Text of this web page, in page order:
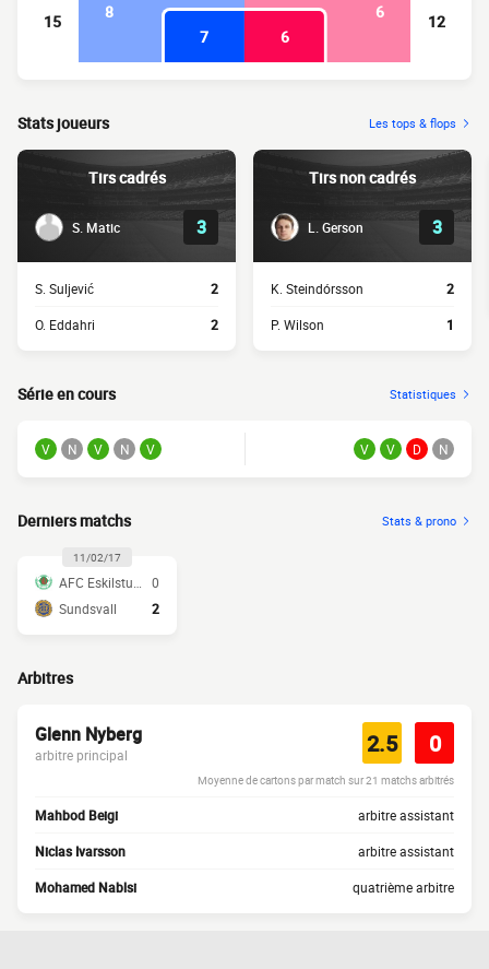
15 8
6
7
6
12
Stats joueurs Les tops & flops
Tirs cadrés
S. Matic 3
S. Suljević 2
O. Eddahri 2
Tirs non cadrés
L. Gerson 3
K. Steindórsson 2
P. Wilson 1
Série en cours Statistiques
V N V N V V V D N
Derniers matchs Stats & prono
11/02/17
0
Sundsvall
2
Arbitres
Glenn Nyberg
arbitre principal 2.5 0
Moyenne de cartons par match sur 21 matchs arbitrés
Mahbod Beigi arbitre assistant
Niclas Ivarsson arbitre assistant
Mohamed Nablsi quatrième arbitre